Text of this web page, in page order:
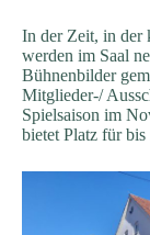
In der Zeit, in der
werden im Saal
Bühnenbilder
Mitglieder-/
Spielsaison im
bietet Platz für bis